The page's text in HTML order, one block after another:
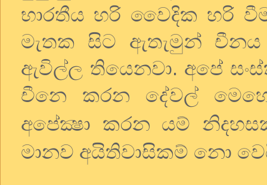
භාරතීය හරි වෛදික හරි
මැතක සිට ඇතැමුන්
ඇවිල්ල තියෙනවා. අපේ
චීනෙ කරන දේවල්
අපේක්‍ෂා කරන යම්
මානව අයිතිවාසිකම් නො